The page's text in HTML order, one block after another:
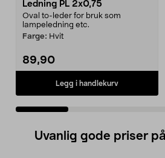
Ledning PL 2x0,75
Oval to-leder for bruk som
lampeledning etc.
Farge: Hvit
89,90
Legg i handlekurv
Uvanlig gode priser